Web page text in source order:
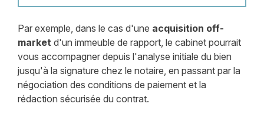
Par exemple, dans le cas d'une acquisition off-
marketd'un immeuble de rapport, le cabinet pourrait
vous accompagner depuis l'analyse initiale du bien
jusqu'à la signature chez le notaire, en passant par la
négociation des conditions de paiement et la
rédaction sécurisée du contrat.